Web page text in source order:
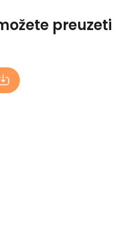
preuzeti